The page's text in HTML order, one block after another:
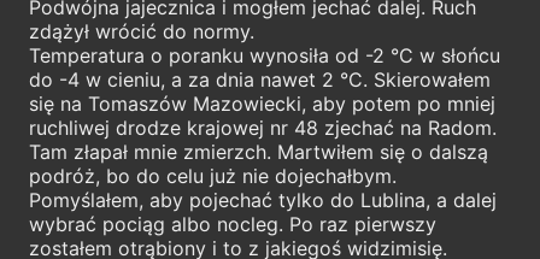
Podwójna jajecznica i mogłem jechać dalej. Ruch
zdążył wrócić do normy.
Temperatura o poranku wynosiła od -2 °C w słońcu
do -4 w cieniu, a za dnia nawet 2 °C. Skierowałem
się na Tomaszów Mazowiecki, aby potem po mniej
ruchliwej drodze krajowej nr 48 zjechać na Radom.
Tam złapał mnie zmierzch. Martwiłem się o dalszą
podróż, bo do celu już nie dojechałbym.
Pomyślałem, aby pojechać tylko do Lublina, a dalej
wybrać pociąg albo nocleg. Po raz pierwszy
zostałem otrąbiony i to z jakiegoś widzimisię.